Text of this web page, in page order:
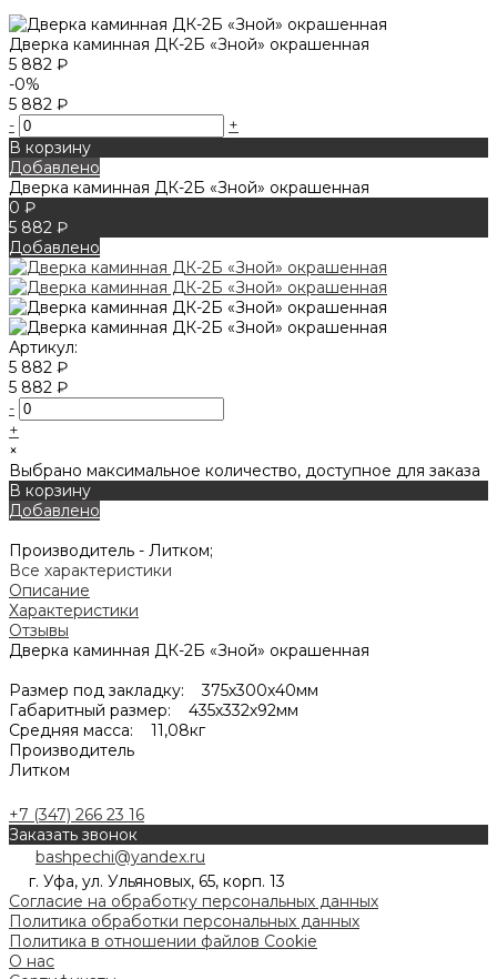
Дверка каминная ДК-2Б «Зной» окрашенная
5 882 ₽
-0%
5 882 ₽
-
+
В корзину
Добавлено
Дверка каминная ДК-2Б «Зной» окрашенная
0 ₽
5 882 ₽
Добавлено
Артикул:
5 882 ₽
5 882 ₽
-
+
×
Выбрано максимальное количество, доступное для заказа
В корзину
Добавлено
Производитель - Литком;
Все характеристики
Описание
Характеристики
Отзывы
Дверка каминная ДК-2Б «Зной» окрашенная
Размер под закладку: 375х300х40мм
Габаритный размер: 435х332х92мм
Средняя масса: 11,08кг
Производитель
Литком
+7 (347) 266 23 16
Заказать звонок
bashpechi@yandex.ru
г. Уфа, ул. Ульяновых, 65, корп. 13
Согласие на обработку персональных данных
Политика обработки персональных данных
Политика в отношении файлов Cookie
О нас